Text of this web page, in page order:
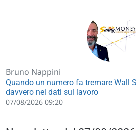
Bruno Nappini
Quando un numero fa tremare Wall
davvero nei dati sul lavoro
07/08/2026 09:20